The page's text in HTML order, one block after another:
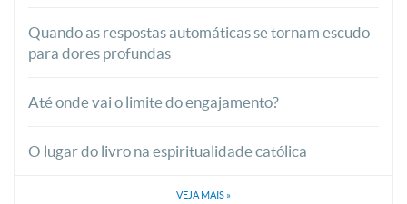
Quando as respostas automáticas se tornam escudo
para dores profundas
Até onde vai o limite do engajamento?
O lugar do livro na espiritualidade católica
VEJA MAIS »